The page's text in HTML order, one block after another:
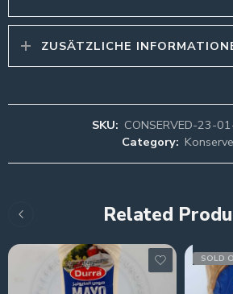
ZUSÄTZLICHE
SKU: CONSERVED-23-
Category:
Related
SOLD